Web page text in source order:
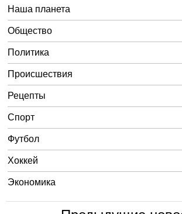
Наша планета
Общество
Политика
Происшествия
Рецепты
Спорт
Футбол
Хоккей
Экономика